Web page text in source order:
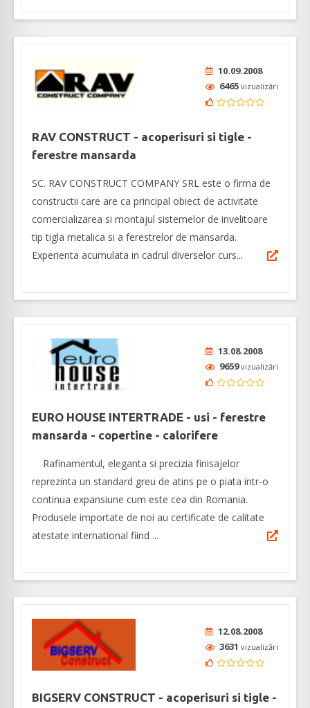
10.09.2008
6465 vizualizări
RAV CONSTRUCT - acoperisuri si tigle -
ferestre mansarda
SC. RAV CONSTRUCT COMPANY SRL este o firma de
constructii care are ca principal obiect de activitate
comercializarea si montajul sistemelor de invelitoare
tip tigla metalica si a ferestrelor de mansarda.
Experienta acumulata in cadrul diverselor curs...
13.08.2008
9659vizualizări
EURO HOUSE INTERTRADE - usi - ferestre
mansarda - copertine - calorifere
Rafinamentul, eleganta si precizia finisajelor
reprezinta un standard greu de atins pe o piata intr-o
continua expansiune cum este cea din Romania.
Produsele importate de noi au certificate de calitate
atestate international fiind ...
12.08.2008
3631 vizualizări
BIGSERV CONSTRUCT - acoperisuri si tigle -